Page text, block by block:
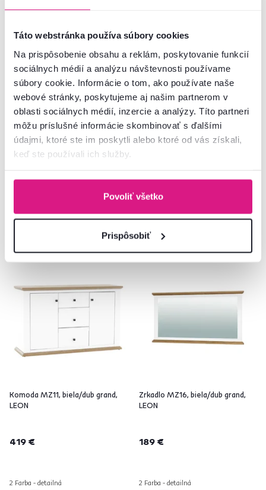
Táto webstránka používa súbory cookies
Na prispôsobenie obsahu a reklám, poskytovanie funkcií
sociálnych médií a analýzu návštevnosti používame
súbory cookie. Informácie o tom, ako používate naše
webové stránky, poskytujeme aj našim partnerom v
oblasti sociálnych médií, inzercie a analýzy. Títo partneri
môžu príslušné informácie skombinovať s ďalšími
údajmi, ktoré ste im poskytli alebo ktoré od vás získali,
keď ste používali ich služby.
Povoliť všetko
Prispôsobiť
Kombinovaná skriňa MZ2,
biela/dub grand, LEON
459 €
2 Farba - detailná
4,2 1
Komoda MZ9, biela/dub grand,
LEON
479 €
2 Farba - detailná
Zadarmo
Komoda MZ11, biela/dub grand,
LEON
419 €
2 Farba - detailná
Zrkadlo MZ16, biela/dub grand,
LEON
189 €
2 Farba - detailná